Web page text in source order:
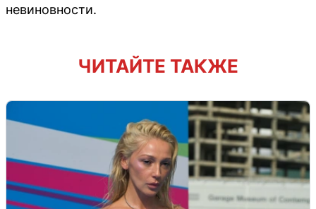
невиновности.
ЧИТАЙТЕ ТАКЖЕ